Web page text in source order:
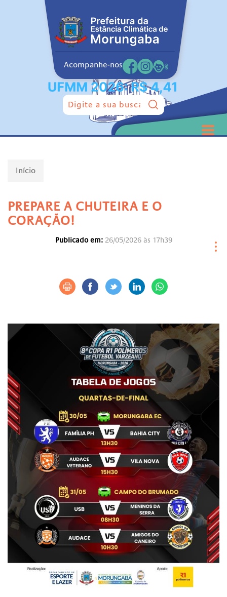
Acompanhe-nos
Pesquisar:
Início
PREPARE A CHUTEIRA E O
CORAÇÃO!
Publicado em: 26/05/2026 às 17h39